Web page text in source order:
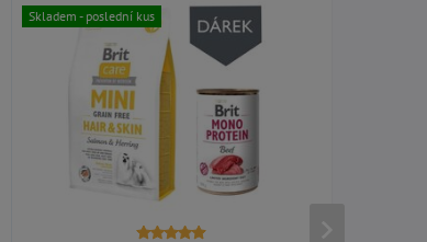
Skladem - poslední kus